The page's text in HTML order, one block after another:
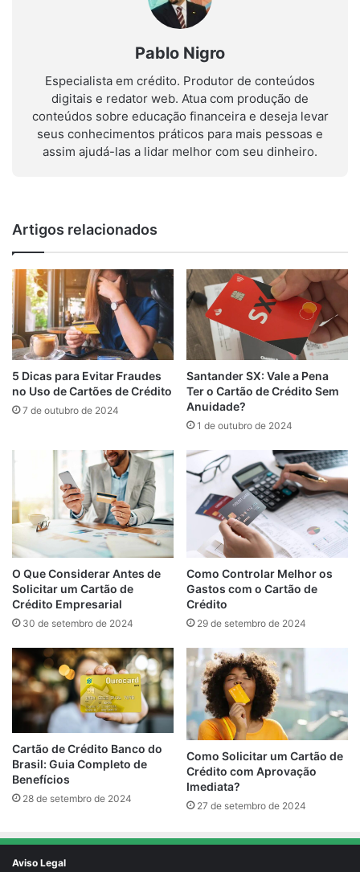
Pablo Nigro
Especialista em crédito. Produtor de conteúdos
digitais e redator web. Atua com produção de
conteúdos sobre educação financeira e deseja levar
seus conhecimentos práticos para mais pessoas e
assim ajudá-las a lidar melhor com seu dinheiro.
Artigos relacionados
5 Dicas para Evitar Fraudes
no Uso de Cartões de Crédito
7 de outubro de 2024
Santander SX: Vale a Pena
Ter o Cartão de Crédito Sem
Anuidade?
1 de outubro de 2024
O Que Considerar Antes de
Solicitar um Cartão de
Crédito Empresarial
30 de setembro de 2024
Como Controlar Melhor os
Gastos com o Cartão de
Crédito
29 de setembro de 2024
Cartão de Crédito Banco do
Brasil: Guia Completo de
Benefícios
28 de setembro de 2024
Como Solicitar um Cartão de
Crédito com Aprovação
Imediata?
27 de setembro de 2024
Aviso Legal